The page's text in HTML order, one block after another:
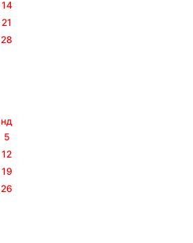
14
21
28
нд
5
12
19
26